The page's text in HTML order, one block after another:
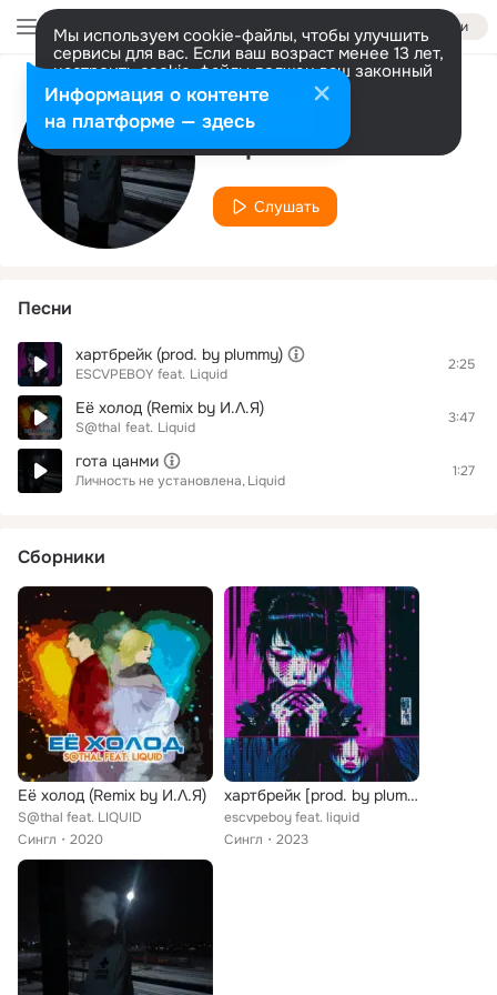
Войти
Мы используем cookie-файлы, чтобы улучшить
сервисы для вас. Если ваш возраст менее 13 лет,
настроить cookie-файлы должен ваш законный
представитель. Больше информации
Разрешить все Настроить
Исполнитель
Liquid
Слушать
Песни
хартбрейк (prod. by plummy)
ESCVPEBOY feat. Liquid
2:25
Её холод (Remix by И.Ʌ.Я)
S@thal feat. Liquid
3:47
гота цанми
Личность не установлена Liquid
1:27
Сборники
Её холод (Remix by И.Ʌ.Я)
S@thal feat. LIQUID
Сингл
2020
хартбрейк [prod. by plummy]
escvpeboy feat. liquid
Сингл
2023
Информация о контенте
на платформе — здесь